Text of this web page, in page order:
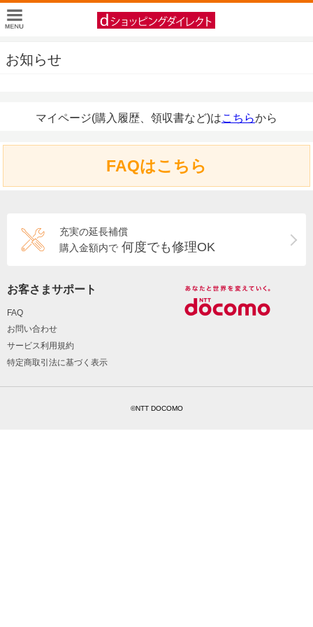
お知らせ
マイページ(購入履歴、領収書など)はこちらから
FAQはこちら
充実の延長補償
購入金額内で 何度でも修理OK
お客さまサポート
FAQ
お問い合わせ
サービス利用規約
特定商取引法に基づく表示
©NTT DOCOMO